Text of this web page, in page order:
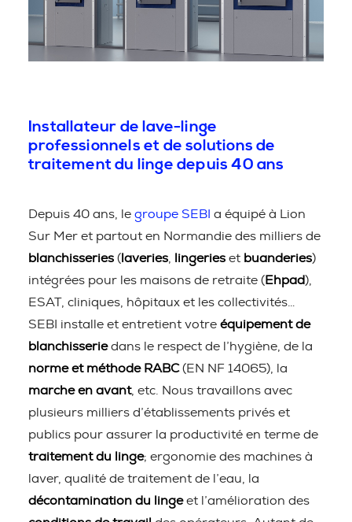
Installateur de lave-linge
professionnels et de solutions de
traitement du linge depuis 40 ans
Depuis 40 ans, le groupe SEBI a équipé à Lion
Sur Mer et partout en Normandie des milliers de
blanchisseries ( laveries lingeries et buanderies)
intégrées pour les maisons de retraite (Ehpad),
ESAT, cliniques, hôpitaux et les collectivités…
SEBI installe et entretient votre équipement de
blanchisseriedans le respect de l’hygiène, de la
norme et méthode RABC(EN NF 14065), la
marche en avant, etc. Nous travaillons avec
plusieurs milliers d’établissements privés et
publics pour assurer la productivité en terme de
traitement du linge; ergonomie des machines à
laver, qualité de traitement de l’eau, la
décontamination du lingeet l’amélioration des